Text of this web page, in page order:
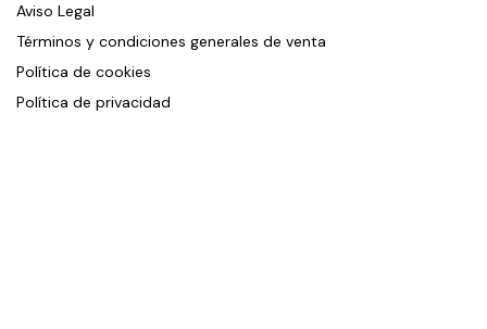
Aviso Legal
Términos y condiciones generales de venta
Política de cookies
Política de privacidad